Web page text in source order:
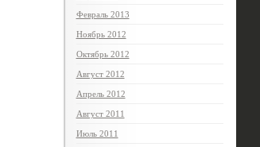
Февраль 2013
Ноябрь 2012
Октябрь 2012
Август 2012
Апрель 2012
Август 2011
Июль 2011